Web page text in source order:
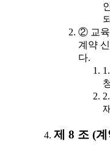
② 교육
계약
다.
제 8 조 (